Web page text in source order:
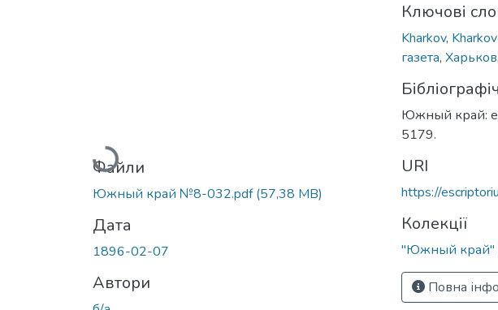
Вантажиться...
Файли
Южный край №8-032.pdf(57,38 MB)
Дата
1896-02-07
Автори
Ключові
Kharkov,
газета, Харьков,
Южный край:
5179.
URI
https://
Колекції
"Южный край"
Повна